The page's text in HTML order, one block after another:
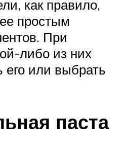
как правило,
простым
При
либо из них
или выбрать
паста